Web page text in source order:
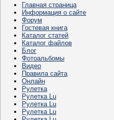
Главная страница
Информация о сайте
Форум
Гостевая книга
Каталог статей
Каталог файлов
Блог
Фотоальбомы
Видео
Правила сайта
Онлайн
Рулетка
Рулетка Lu
Рулетка Lu
Рулетка Lu